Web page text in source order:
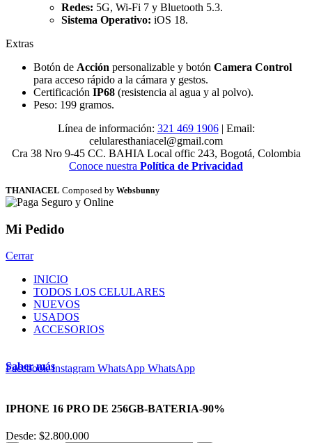
Redes: 5G, Wi-Fi 7 y Bluetooth 5.3.
Sistema Operativo: iOS 18.
Extras
Botón de Acción personalizable y botón Camera Control
para acceso rápido a la cámara y gestos.
Certificación IP68 (resistencia al agua y al polvo).
Peso: 199 gramos.
Línea de información: 321 469 1906| Email:
celularesthaniacel@gmail.com
Cra 38 Nro 9-45 CC. BAHIA Local offic 243, Bogotá, Colombia
Conoce nuestra Política de Privacidad
THANIACEL Composed by Websbunny
Mi Pedido
Cerrar
INICIO
TODOS LOS CELULARES
NUEVOS
USADOS
ACCESORIOS
Saber más
Facebook Instagram WhatsApp WhatsApp
IPHONE 16 PRO DE 256GB-BATERIA-90%
Desde: $2.800.000